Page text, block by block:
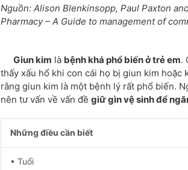
Nguồn: Alison Blenkinsopp, Paul Paxton
Pharmacy – A Guide to management of
Giun kim là bệnh khá phổ biến ở trẻ em.
thấy xấu hổ khi con cái họ bị giun kim hoặc
rằng giun kim là một bệnh lý rất phổ biến.
nên tư vấn về vấn đề giữ gìn vệ sinh để
Những điều cần biết
• Tuổi